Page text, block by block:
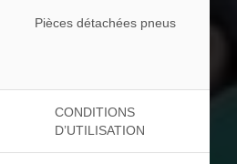
Pièces détachées pneus
CONDITIONS
D’UTILISATION